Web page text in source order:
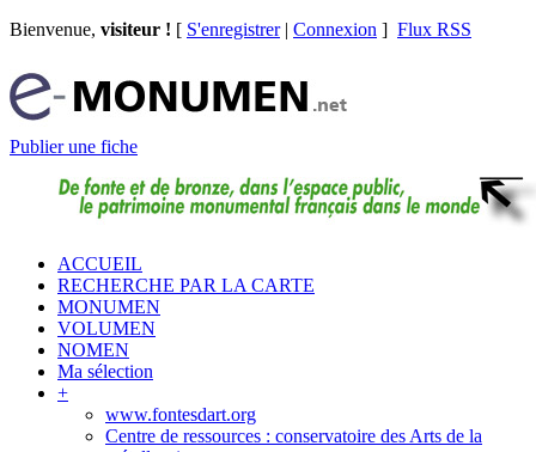
Bienvenue, visiteur ! [ S'enregistrer| Connexion ] Flux RSS
Publier une fiche
ACCUEIL
RECHERCHE PAR LA CARTE
MONUMEN
VOLUMEN
NOMEN
Ma sélection
+
www.fontesdart.org
Centre de ressources : conservatoire des Arts de la